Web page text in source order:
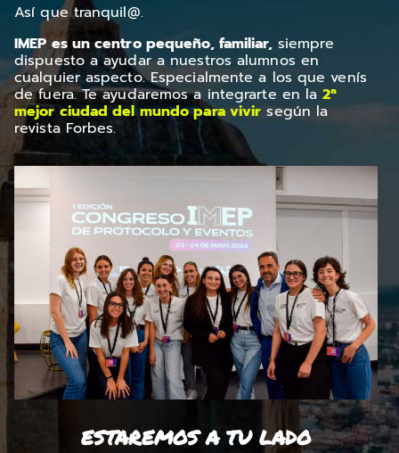
Así que tranquil@.
IMEP es un centro pequeño, familiar,siempre
dispuesto a ayudar a nuestros alumnos en
cualquier aspecto. Especialmente a los que venís
de fuera. Te ayudaremos a integrarte en la2ª
mejor ciudad del mundo para vivir según la
revista Forbes.
ESTAREMOS A TU LADO